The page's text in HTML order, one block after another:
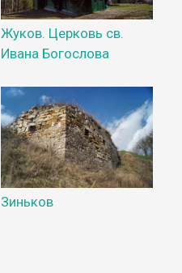
Жуков. Церковь св.
Ивана Богослова
Зиньков